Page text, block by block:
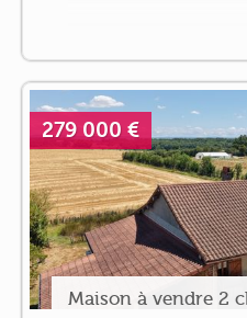
279 000 €
Maison à vendre 2